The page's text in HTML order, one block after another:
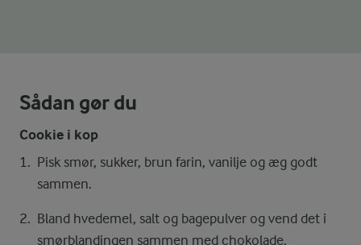
Sådan gør du
Cookie i kop
Pisk smør, sukker, brun farin, vanilje og æg godt
sammen.
Bland hvedemel, salt og bagepulver og vend det i
smørblandingen sammen med chokolade.